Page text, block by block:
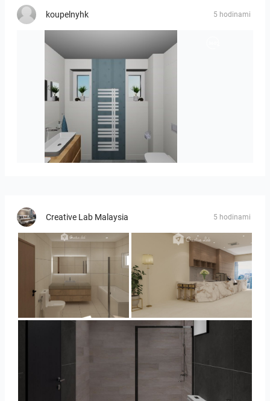
koupelnyhk 5 hodinami
koupelna-01
Creative Lab Malaysia 5 hodinami
UMI_BATHROOM SARAH SAE_RETAIL